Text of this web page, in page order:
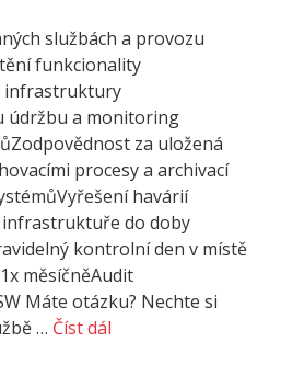
službách a provozu
funkcionality
infrastruktury
údržbu a monitoring
za uložená
procesy a archivací
havárií
infrastruktuře do doby
kontrolní den v místě
měsíčněAudit
Máte otázku? Nechte si
… Číst dál